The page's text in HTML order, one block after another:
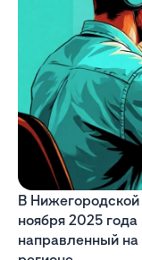
В Нижегородской
ноября 2025
направленный на